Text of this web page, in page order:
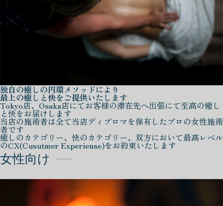
独自の癒しの円環メソッドにより
最上の癒しと快をご提供いたします
Tokyo店、Osaka店にてお客様の滞在先へ出張にて至高の癒し
と快をお届けします
当店の施術者は全て当店ディプロマを保有したプロの女性施術
者です
癒しのカテゴリー、快のカテゴリー、双方において最高レベル
のCX(Cusutmer Experiense)をお約束いたします
女性向け